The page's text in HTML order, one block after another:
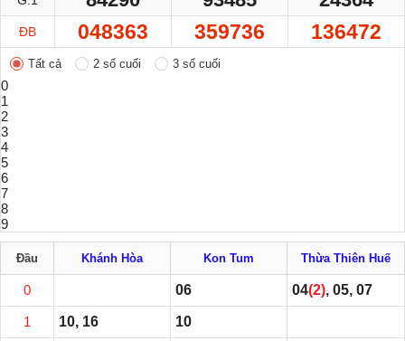
ĐB 048363 359736 136472
Tất cả 2 số cuối 3 số cuối
0
1
2
3
4
5
6
7
8
9
Đầu Khánh Hòa Kon Tum Thừa Thiên Huế
0 06 04(2), 05, 07
1 10, 16 10